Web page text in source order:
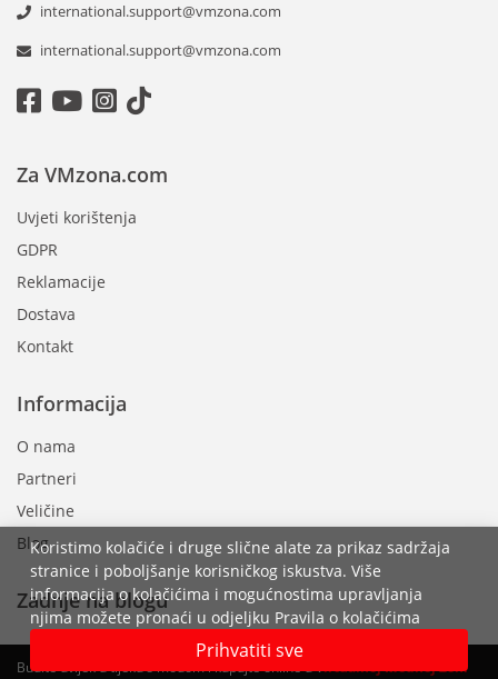
Koristimo kolačiće i druge slične alate za prikaz sadržaja
stranice i poboljšanje korisničkog iskustva. Više
informacija o kolačićima i mogućnostima upravljanja
njima možete pronaći u odjeljku Pravila o kolačićima
Prihvatiti sve
international.support@vmzona.com
international.support@vmzona.com
Informacija
O nama
Partneri
Veličine
Blog
Za VMzona.com
Uvjeti korištenja
GDPR
Reklamacije
Dostava
Kontakt
Zadnje na blogu
Budite uvijek u tijeku s modom i kupujte online u VirtualnojModnoj Zoni